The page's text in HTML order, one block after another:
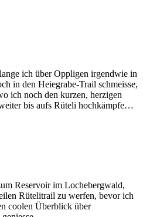
ich über Oppligen irgendwie in
in den Heiegrabe-Trail schmeisse,
ich noch den kurzen, herzigen
bis aufs Rüteli hochkämpfe…
Reservoir im Lochebergwald,
Rütelitrail zu werfen, bevor ich
coolen Überblick über